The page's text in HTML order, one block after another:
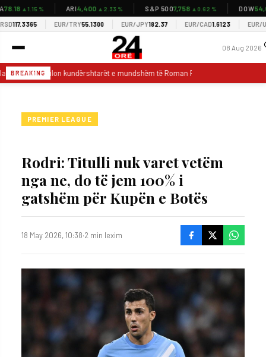
▲1.15 % ARI4,400▲2.33 % S&P 5007,758▲0.62 % DOW
117.3365 EUR/TRY55.1300 EUR/JPY182.37 EUR/CAD1.6123 EUR/
08 Aug 2026
BREAKING
e turneut zbulon kundërshtarët e mundshëm të Roman Reigns për titullin e
PREMIER LEAGUE
Rodri: Titulli nuk varet vetëm
nga ne, do të jem 100% i
gatshëm për Kupën e Botës
18 May 2026, 10:38·2 min lexim